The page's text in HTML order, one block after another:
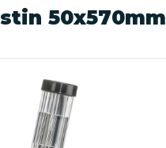
50x570mm